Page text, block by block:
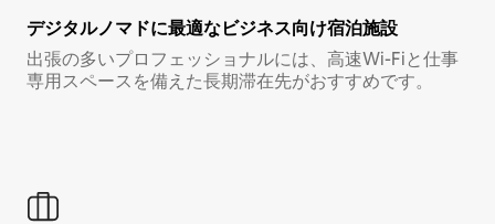
デジタルノマド⁠に最⁠適⁠なビ⁠ジ⁠ネ⁠ス⁠向⁠け宿⁠泊⁠施⁠設
出張の多いプロフェッショナルには、高速Wi-Fiと仕事
専用スペースを備えた長期滞在先がおすすめです。